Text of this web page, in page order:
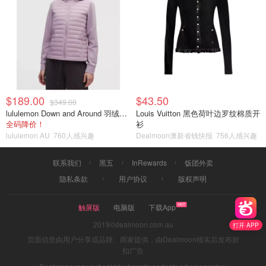
打开 APP
$189.00 $349.00
lululemon Down and Around 羽绒夹克
全码降价！
lululemon AU 760人感兴趣
$43.50
Louis Vuitton 黑色荷叶边罗纹棉质开
衫
Dealmoon澳新省钱快报 756人感兴趣
联系我们 黑五 InRewards
饭团外卖
隐私条款
用户协议 版权声明
触屏版 电脑版
下载App
2019©dealmoon.com.au
页面信息由用户分享或品牌、商家提供，由Dealmoon核实后发布折
扣广告